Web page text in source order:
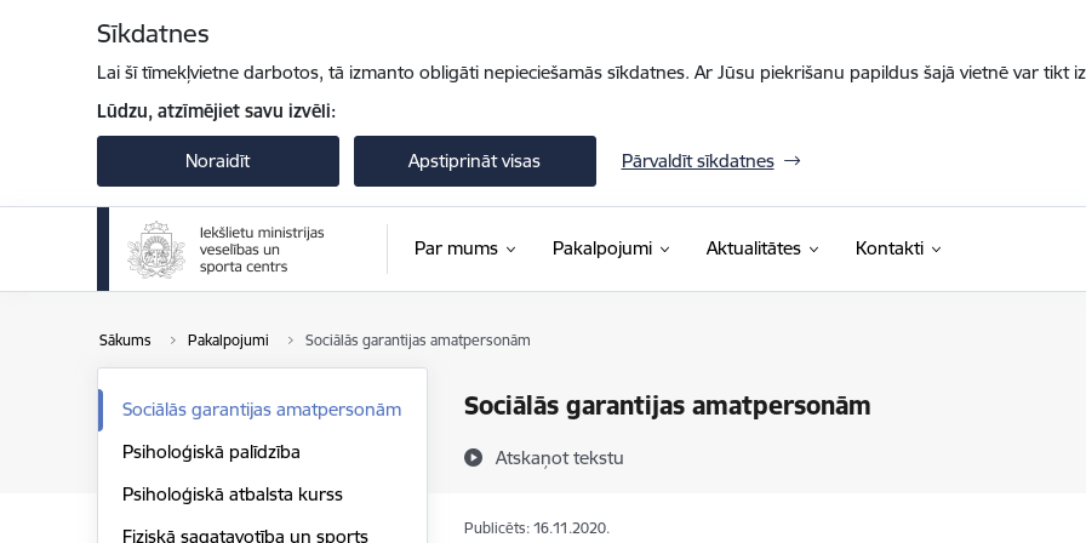
Sīkdatnes
Lai šī tīmekļvietne darbotos, tā izmanto obligāti nepieciešamās sīkdatnes. Ar Jūsu piekrišanu papildus šajā vietnē var tikt
Lūdzu, atzīmējiet savu izvēli:
Noraidīt Apstiprināt visas Pārvaldīt sīkdatnes
Par mums Pakalpojumi Aktualitātes Kontakti
Sākums Pakalpojumi Sociālās garantijas amatpersonām
Sociālās garantijas amatpersonām
Atskaņot tekstu
Sociālās garantijas amatpersonām
Psiholoģiskā palīdzība
Psiholoģiskā atbalsta kurss
Fiziskā sagatavotība un sports
Publicēts: 16.11.2020.